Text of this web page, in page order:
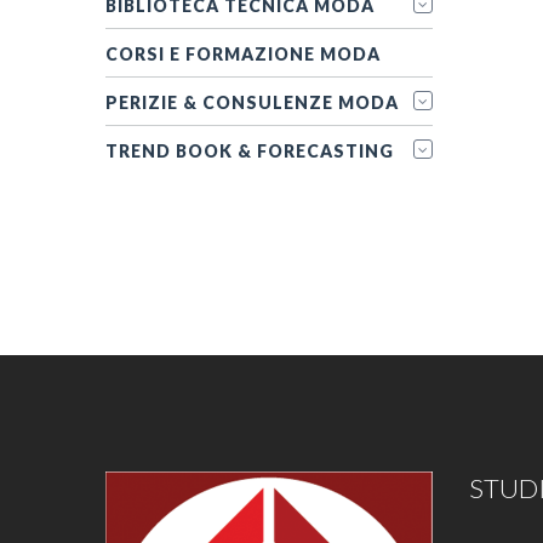
BIBLIOTECA TECNICA MODA
CORSI E FORMAZIONE MODA
PERIZIE & CONSULENZE MODA
TREND BOOK & FORECASTING